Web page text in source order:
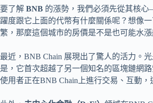
要了解 BNB 的漲勢，我們必須先從其核
躍度跟它上面的代幣有什麼關係呢？想像
繁，那麼這個城市的房價是不是也可能水
最近，BNB Chain 展現出了驚人的活力。
是，它首次超越了另一個知名的區塊鏈網
使用者正在BNB Chain上進行交易、互動